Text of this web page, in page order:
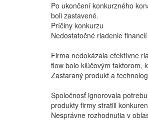
Po ukončení konkurzného
boli zastavené.
Príčiny konkurzu
Nedostatočné riadenie financií
Firma nedokázala efektívne
flow bolo kľúčovým faktorom,
Zastaraný produkt a
Spoločnosť ignorovala
produkty firmy stratili
Nesprávne rozhodnutia v